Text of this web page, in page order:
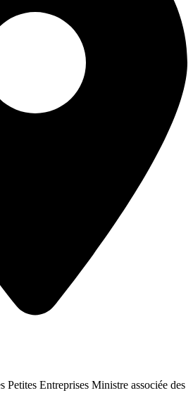
Petites Entreprises Ministre associée des